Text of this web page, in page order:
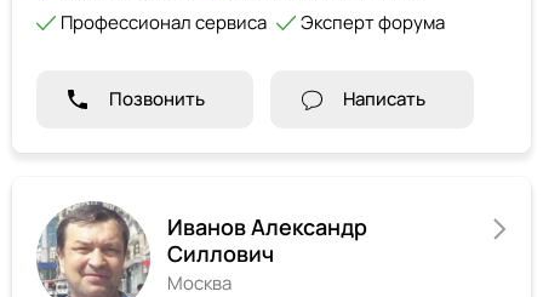
Профессионал сервиса
Эксперт форума
Позвонить Написать
Иванов Александр
Силлович
Москва